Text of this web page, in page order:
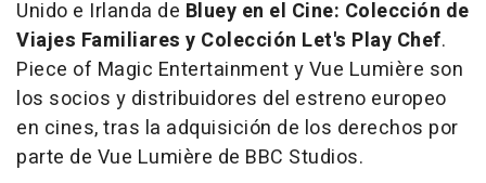
Unido e Irlanda de Bluey en el Cine: Colección de
Viajes Familiares y Colección Let's Play Chef.
Piece of Magic Entertainment y Vue Lumière son
los socios y distribuidores del estreno europeo
en cines, tras la adquisición de los derechos por
parte de Vue Lumière de BBC Studios.